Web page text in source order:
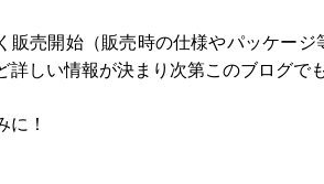
販売開始（販売時の仕様やパッケー
詳しい情報が決まり次第このブログで
に！